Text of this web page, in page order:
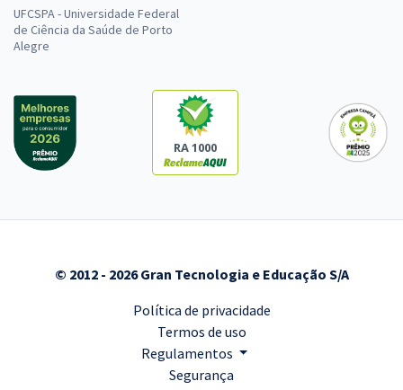
UFCSPA - Universidade Federal
de Ciência da Saúde de Porto
Alegre
RA 1000
© 2012 - 2026 Gran Tecnologia e Educação S/A
Política de privacidade
Termos de uso
Regulamentos
Segurança